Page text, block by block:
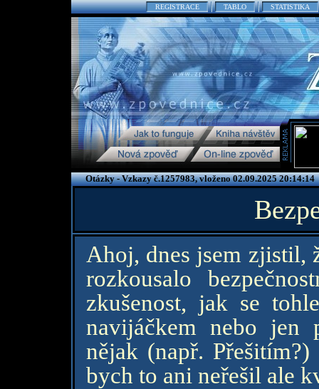
REGISTRACE TABLO STATISTIKA
Otázky - Vzkazy č.1257983, vloženo 02.09.2025 20:14:14
Ahoj, dnes jsem zjistil,
rozkousalo
zkušenost, jak se
navijáčkem nebo jen
nějak (např.
bych to ani neřešil ale